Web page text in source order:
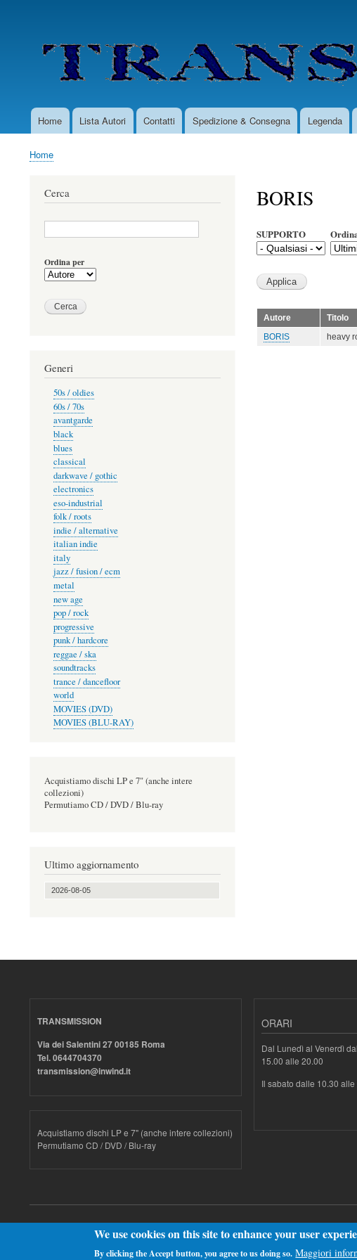
menu
MainHome Lista Autori Contatti Spedizione & Consegna Legenda
Briciole
pane
Home
BORIS
SUPPORTO
Autore Titolo
BORIS
heavy
Cerca
Ordina per
Generi
50s / oldies
60s / 70s
avantgarde
black
blues
classical
darkwave / gothic
electronics
eso-industrial
folk / roots
indie / alternative
italian indie
italy
jazz / fusion / ecm
metal
new age
pop / rock
progressive
punk / hardcore
reggae / ska
soundtracks
trance / dancefloor
world
MOVIES (DVD)
MOVIES (BLU-RAY)
Acquistiamo dischi LP e 7" (anche intere
collezioni)
Permutiamo CD / DVD / Blu-ray
Ultimo aggiornamento
2026-08-05
TRANSMISSION
Via dei Salentini 27 00185 Roma
Tel. 0644704370
transmission@inwind.it
Acquistiamo dischi LP e 7" (anche intere collezioni)
Permutiamo CD / DVD / Blu-ray
ORARI
Dal Lunedì al Venerdì
15.00 alle 20.00
Il sabato dalle 10.30
Drupal
We use cookies on this site to enhance your user
By clicking the Accept button, you agree to us doing so. Maggiori